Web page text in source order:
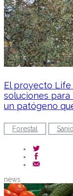
El proyecto
soluciones
un patógeno
Forestal
news